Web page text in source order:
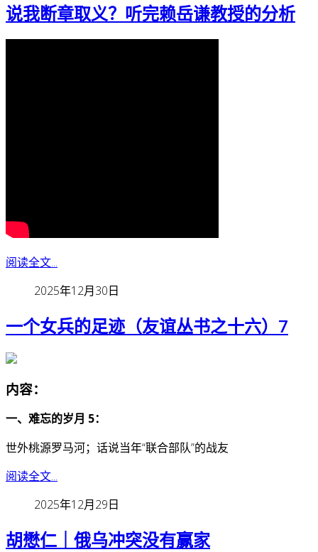
说我断章取义？听完赖岳谦教授的分析
阅读全文...
2025年12月30日
一个女兵的足迹（友谊丛书之十六）7
内容：
一、难忘的岁月 5：
世外桃源罗马河；话说当年“联合部队”的战友
阅读全文...
2025年12月29日
胡懋仁｜俄乌冲突没有赢家